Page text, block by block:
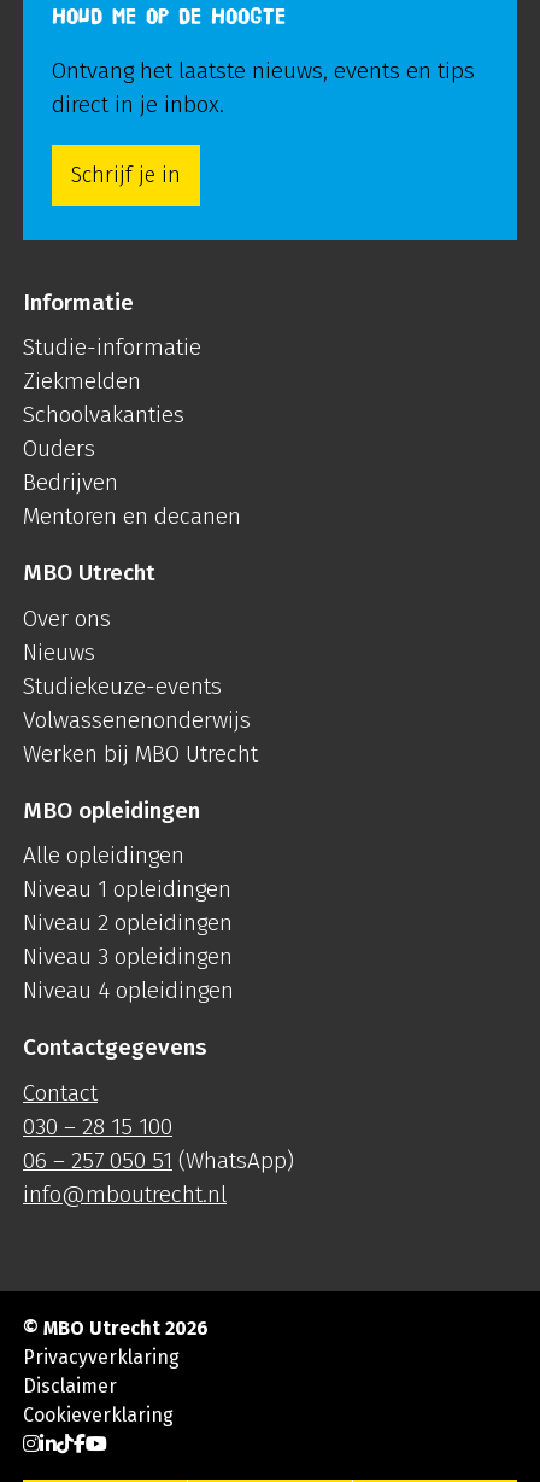
HOUD ME OP DE HOOGTE
Ontvang het laatste nieuws, events en tips
direct in je inbox.
Schrijf je in
Informatie
Studie-informatie
Ziekmelden
Schoolvakanties
Ouders
Bedrijven
Mentoren en decanen
MBO Utrecht
Over ons
Nieuws
Studiekeuze-events
Volwassenenonderwijs
Werken bij MBO Utrecht
MBO opleidingen
Alle opleidingen
Niveau 1 opleidingen
Niveau 2 opleidingen
Niveau 3 opleidingen
Niveau 4 opleidingen
Contactgegevens
Contact
030 – 28 15 100
06 – 257 050 51 (WhatsApp)
info@mboutrecht.nl
© MBO Utrecht 2026
Privacyverklaring
Disclaimer
Cookieverklaring
Ga naar Instagram
Ga naar LinkedIn
Ga naar TikTok
Ga naar Facebook
Ga naar YouTube